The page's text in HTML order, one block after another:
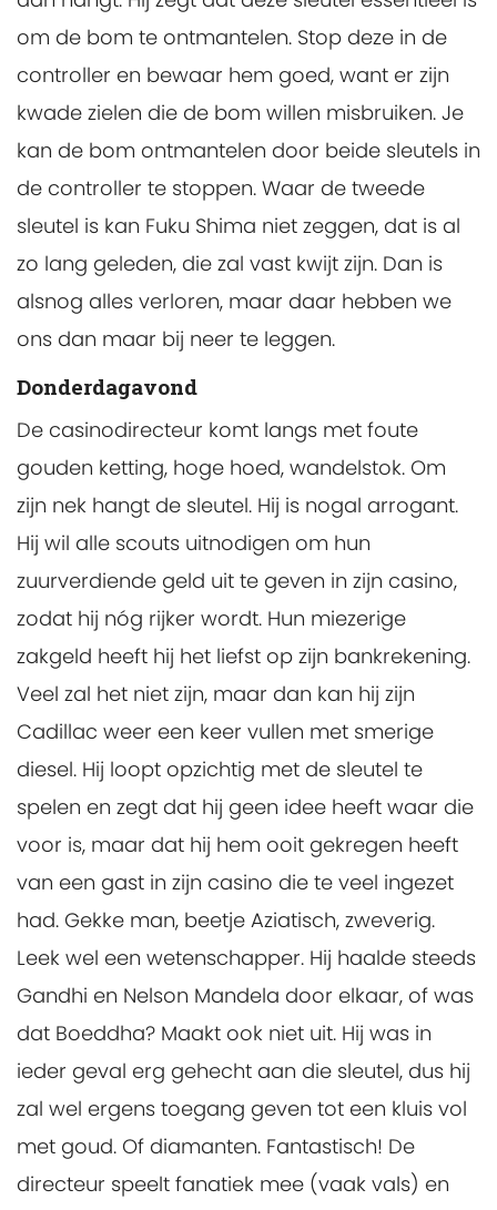
om de bom te ontmantelen. Stop deze in de
controller en bewaar hem goed, want er zijn
kwade zielen die de bom willen misbruiken. Je
kan de bom ontmantelen door beide sleutels in
de controller te stoppen. Waar de tweede
sleutel is kan Fuku Shima niet zeggen, dat is al
zo lang geleden, die zal vast kwijt zijn. Dan is
alsnog alles verloren, maar daar hebben we
ons dan maar bij neer te leggen.
Donderdagavond
De casinodirecteur komt langs met foute
gouden ketting, hoge hoed, wandelstok. Om
zijn nek hangt de sleutel. Hij is nogal arrogant.
Hij wil alle scouts uitnodigen om hun
zuurverdiende geld uit te geven in zijn casino,
zodat hij nóg rijker wordt. Hun miezerige
zakgeld heeft hij het liefst op zijn bankrekening.
Veel zal het niet zijn, maar dan kan hij zijn
Cadillac weer een keer vullen met smerige
diesel. Hij loopt opzichtig met de sleutel te
spelen en zegt dat hij geen idee heeft waar die
voor is, maar dat hij hem ooit gekregen heeft
van een gast in zijn casino die te veel ingezet
had. Gekke man, beetje Aziatisch, zweverig.
Leek wel een wetenschapper. Hij haalde steeds
Gandhi en Nelson Mandela door elkaar, of was
dat Boeddha? Maakt ook niet uit. Hij was in
ieder geval erg gehecht aan die sleutel, dus hij
zal wel ergens toegang geven tot een kluis vol
met goud. Of diamanten. Fantastisch! De
directeur speelt fanatiek mee (vaak vals) en